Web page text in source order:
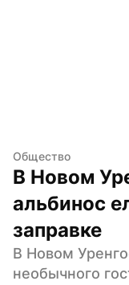
Общество
В Новом
альбинос
заправке
В Новом
необычного